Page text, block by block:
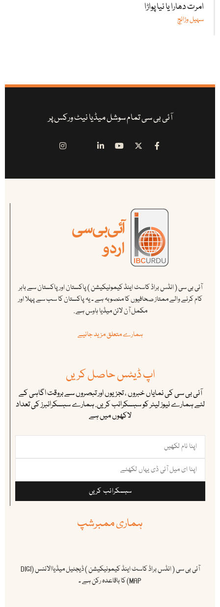
امرت دھارا یا نیا پواڑا
سہیل وڑائچ
آئی بی سی تمام سوشل میڈیا نیٹ ورکس پر
آئی بی سی ( انڈس براڈ کاسٹ اینڈ کیمونیکیشن ) پاکستان اور پاکستان سے باہر
کام کرنے والے ممتاز صحافیوں کا منصوبہ ہے ۔ یہ پاکستان کا سب سے پہلا اور
مکمل آن لائن میڈیا ہاوس ہے .
ہمارے متعلق مزید جانیے
اپ ڈیٹس حاصل کریں
آئی بی سی کی نمایاں خبروں ، تجزیوں اور تبصروں سے بروقت اگاہی کے
لئے ہمارے نیوز لیٹر کو سبسکرائب کریں. ہمارے سبسکرائبرز کی تعداد
لاکھوں میں ہے
سبسکرائب کریں
ہماری ممبرشپ
آئی بی سی ( انڈس براڈ کاسٹ اینڈ کیمونیکیشن ) ڈیجٹیل میڈیاالائنس (DIGI
MAP) کا باقاعدہ رکن ہے ۔